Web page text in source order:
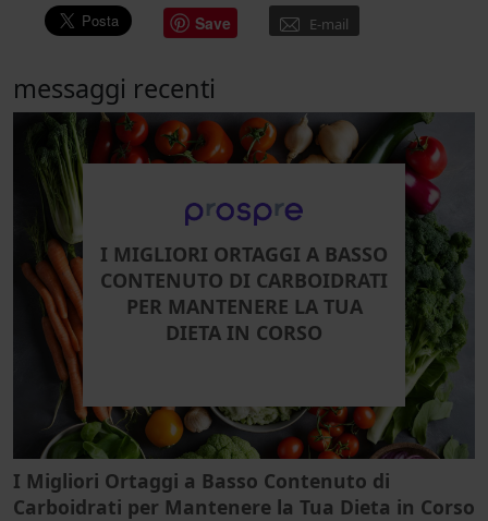
Save E-mail
messaggi recenti
I MIGLIORI ORTAGGI A BASSO
CONTENUTO DI CARBOIDRATI
PER MANTENERE LA TUA
DIETA IN CORSO
I Migliori Ortaggi a Basso Contenuto di
Carboidrati per Mantenere la Tua Dieta in Corso